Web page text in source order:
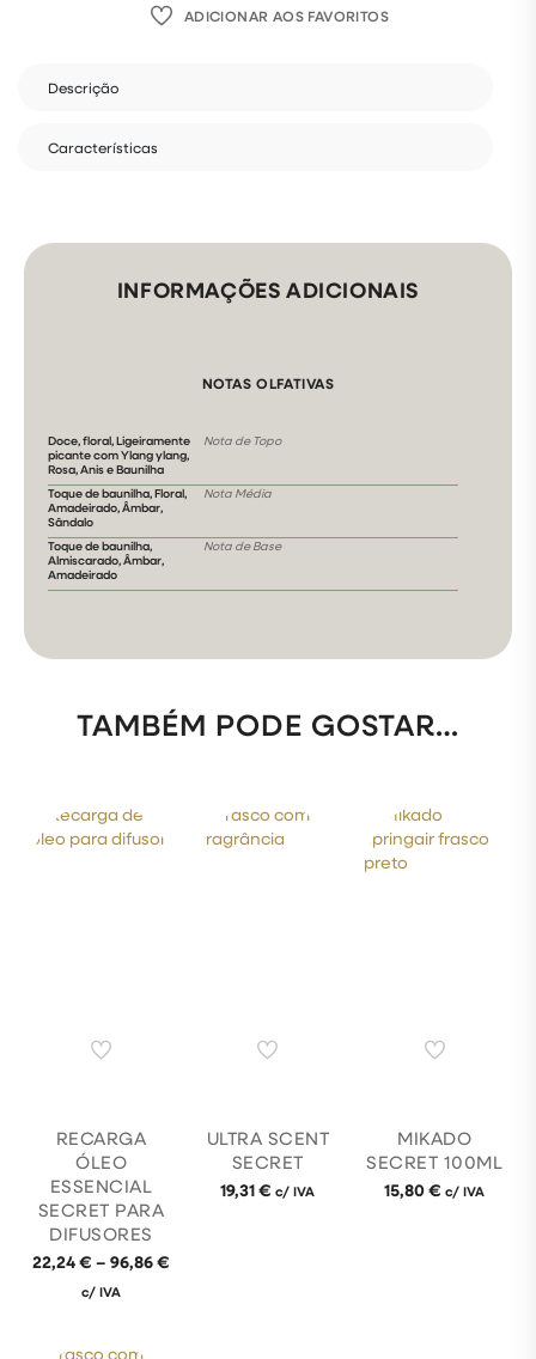
ADICIONAR AOS FAVORITOS
Descrição
Características
INFORMAÇÕES ADICIONAIS
NOTAS OLFATIVAS
Doce, floral, Ligeiramente
picante com Ylang ylang,
Rosa, Anis e Baunilha
Nota de Topo
Toque de baunilha, Floral,
Amadeirado, Âmbar,
Sândalo
Nota Média
Toque de baunilha,
Almiscarado, Âmbar,
Amadeirado
Nota de Base
TAMBÉM PODE GOSTAR…
RECARGA
ÓLEO
ESSENCIAL
SECRET PARA
DIFUSORES
22,24€ – 96,86€
c/ IVA
ULTRA SCENT
SECRET
19,31€ c/ IVA
MIKADO
SECRET 100ML
15,80€ c/ IVA